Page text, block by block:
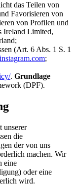
das Teilen von
Favorisieren von
von Profilen und
Ireland Limited,
(Art. 6 Abs. 1 S. 1
;
. Grundlage
(DPF).
unserer
die
der von uns
machen. Wir
eine
oder eine
wird.